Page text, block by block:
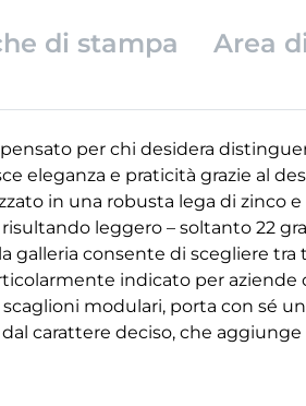
di stampa
Area
pensato per chi desidera
eleganza e praticità grazie al
in una robusta lega di zinco e
leggero – soltanto 22
galleria consente di scegliere
indicato per aziende
modulari, porta con sé
carattere deciso, che